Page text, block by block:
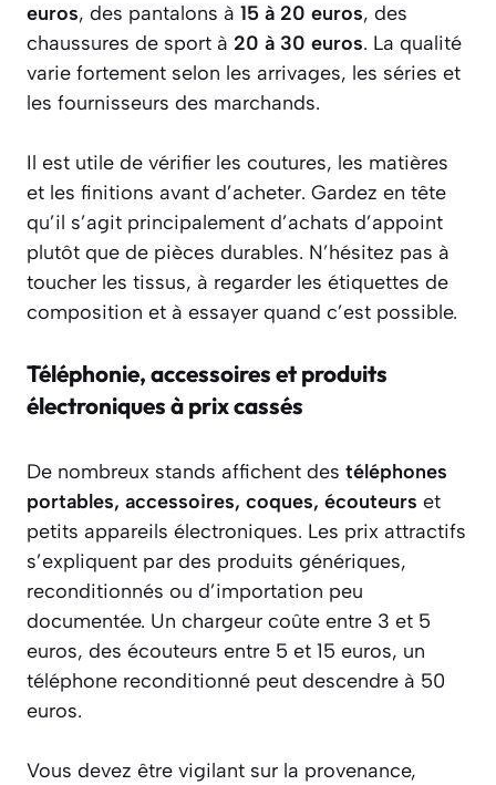
euros, des pantalons à 15 à 20 euros, des
chaussures de sport à 20 à 30 euros. La qualité
varie fortement selon les arrivages, les séries et
les fournisseurs des marchands.
Il est utile de vérifier les coutures, les matières
et les finitions avant d’acheter. Gardez en tête
qu’il s’agit principalement d’achats d’appoint
plutôt que de pièces durables. N’hésitez pas à
toucher les tissus, à regarder les étiquettes de
composition et à essayer quand c’est possible.
Téléphonie, accessoires et produits
électroniques à prix cassés
De nombreux stands affichent des téléphones
portables, accessoires, coques, écouteurs et
petits appareils électroniques. Les prix attractifs
s’expliquent par des produits génériques,
reconditionnés ou d’importation peu
documentée. Un chargeur coûte entre 3 et 5
euros, des écouteurs entre 5 et 15 euros, un
téléphone reconditionné peut descendre à 50
euros.
Vous devez être vigilant sur la provenance,